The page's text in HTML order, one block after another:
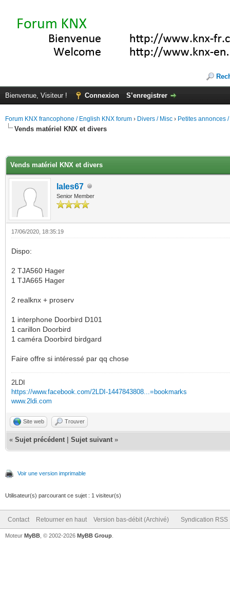
Bienvenue, Visiteur ! Connexion S’enregistrer
Forum KNX francophone / English KNX forum › Divers / Misc › Petites annonces
Vends matériel KNX et divers
Vends matériel KNX et divers
lales67
Senior Member
17/06/2020, 18:35:19
Dispo:
2 TJA560 Hager
1 TJA665 Hager
2 realknx + proserv
1 interphone Doorbird D101
1 carillon Doorbird
1 caméra Doorbird birdgard
Faire offre si intéressé par qq chose
2LDI
https://www.facebook.com/2LDI-1447843808...=bookmarks
www.2ldi.com
Site web Trouver
« Sujet précédent Sujet suivant »
Voir une version imprimable
Utilisateur(s) parcourant ce sujet : 1 visiteur(s)
Contact Retourner en haut Version bas-débit (Archivé) Syndication RSS
Moteur MyBB , © 2002-2026 MyBB Group